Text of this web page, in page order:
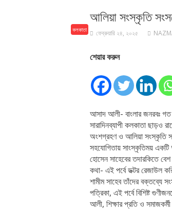
কলকাতা
আলিয়া সংস্কৃতি
ফেব্রুয়ারি ২৪, ২০২৫
শেয়ার করুন
আসাদ আলী- বাংলার জনরবঃ গত
সারাদিনব্যাপী কলকাতা ছাড়ও
অংশগ্রহণ ও আলিয়া সংস্কৃতি
সহযোগিতায় সাংস্কৃতিময়
হোসেন সাহেবের তদারকিতে
কথা- এই পর্বে ডক্টর রেজাউল
শামীম সাহেব তাঁদের বক্তব্যে
পত্রিকা, এই পর্বে বিশিষ্ট
আলী, শিক্ষার প্রতি ও